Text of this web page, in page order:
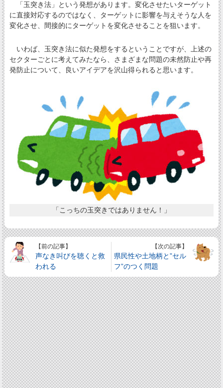
「玉突き法」という発想があります。変化させたいターゲット
に直接対応するのではなく、ターゲットに影響を与えそうな人を
変化させ、間接的にターゲットを変化させることを狙います。
いわば、玉突き法に似た発想をするということですが、上述の
セクターごとに考えてみたなら、さまざまな問題の未然防止や再
発防止について、良いアイデアを沢山得られると思います。
「こっちの玉突きではありません！」
【前の記事】
声なき叫びを聴くと救
われる
【次の記事】
県民性や土地柄と”セル
フ”のつく問題